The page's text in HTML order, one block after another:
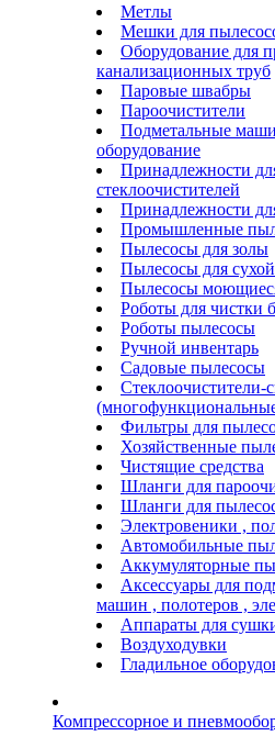
Метлы
Мешки для
Оборудование для
канализационных труб
Паровые швабры
Пароочистители
Подметальные
оборудование
Принадлежности
стеклоочистителей
Принадлежности
Промышленные
Пылесосы для золы
Пылесосы для
Пылесосы
Роботы для чистки
Роботы пылесосы
Ручной инвентарь
Садовые пылесосы
Стеклоочистители-
Фильтры для
Хозяйственные
Чистящие средства
Шланги для
Шланги для
Электровеники ,
Автомобильные
Аккумуляторные
Аксессуары для
машин , полотеров ,
Аппараты для
Воздуходувки
Гладильное
Компрессорное и